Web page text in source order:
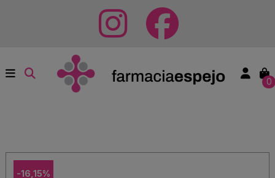
0
-16,15%